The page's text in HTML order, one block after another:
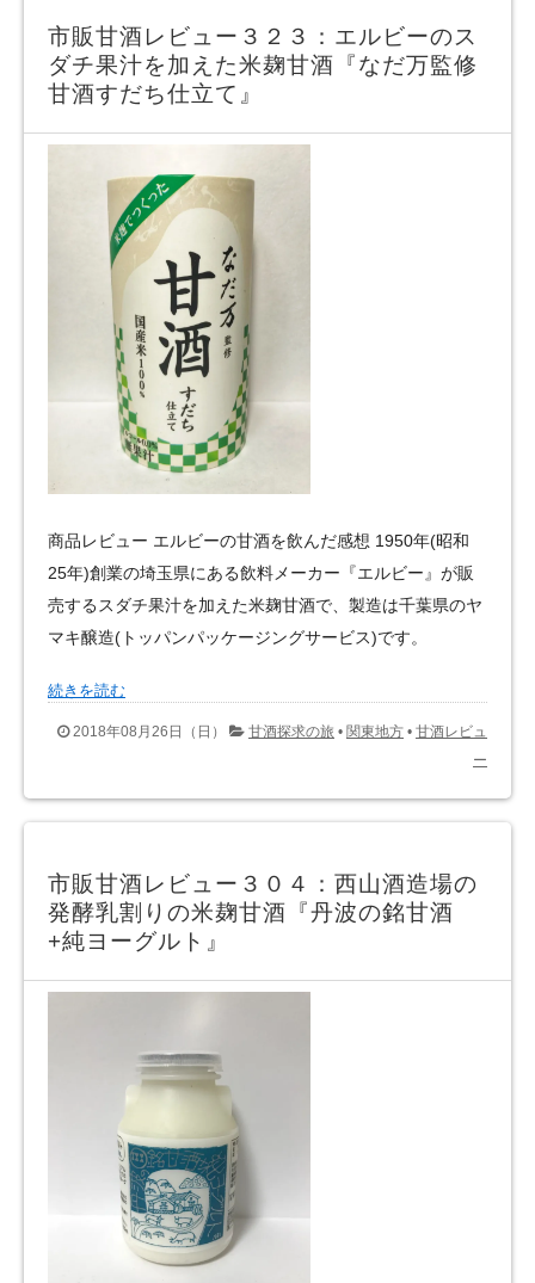
市販甘酒レビュー３２３：エルビーのス
ダチ果汁を加えた米麹甘酒『なだ万監修
甘酒すだち仕立て』
商品レビュー エルビーの甘酒を飲んだ感想 1950年(昭和
25年)創業の埼玉県にある飲料メーカー『エルビー』が販
売するスダチ果汁を加えた米麹甘酒で、製造は千葉県のヤ
マキ醸造(トッパンパッケージングサービス)です。
続きを読む
2018年08月26日（日） 甘酒探求の旅 • 関東地方 • 甘酒レビュ
ー
市販甘酒レビュー３０４：西山酒造場の
発酵乳割りの米麹甘酒『丹波の銘甘酒
+純ヨーグルト』